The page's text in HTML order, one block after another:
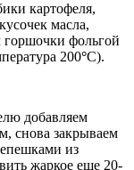
картофеля,
масла,
фольгой
200°С).
добавляем
снова закрываем
из
жаркое еще 20-